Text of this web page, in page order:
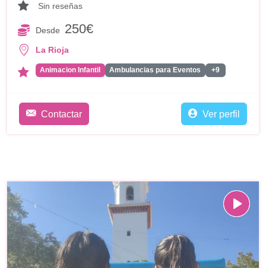
Sin reseñas
Desde 250€
La Rioja
Animacion Infantil Ambulancias para Eventos +9
Contactar Ver perfil